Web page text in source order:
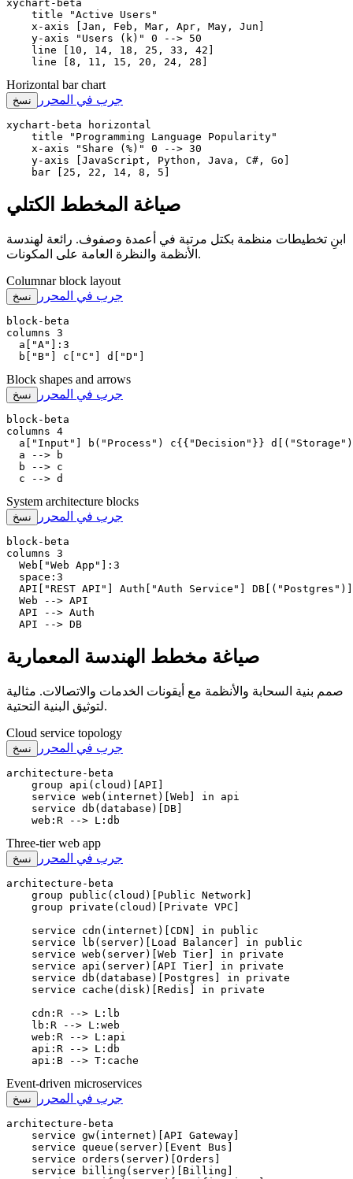
xychart-beta
    title "Active Users"
    x-axis [Jan, Feb, Mar, Apr, May, Jun]
    y-axis "Users (k)" 0 --> 50
    line [10, 14, 18, 25, 33, 42]
    line [8, 11, 15, 20, 24, 28]
Horizontal bar chart
نسخ جرب في المحرر
xychart-beta horizontal
    title "Programming Language Popularity"
    x-axis "Share (%)" 0 --> 30
    y-axis [JavaScript, Python, Java, C#, Go]
    bar [25, 22, 14, 8, 5]
صياغة المخطط الكتلي
ابنِ تخطيطات منظمة بكتل مرتبة في أعمدة وصفوف. رائعة لهندسة
الأنظمة والنظرة العامة على المكونات.
Columnar block layout
نسخ جرب في المحرر
block-beta
columns 3
  a["A"]:3
  b["B"] c["C"] d["D"]
Block shapes and arrows
نسخ جرب في المحرر
block-beta
columns 4
a["Input"] b("Process") c{{"Decision"}}
  a --> b
  b --> c
  c --> d
System architecture blocks
نسخ جرب في المحرر
block-beta
columns 3
  Web["Web App"]:3
  space:3
  API["REST API"] Auth["Auth Service"] DB[("Postgres")]
  Web --> API
  API --> Auth
  API --> DB
صياغة مخطط الهندسة المعمارية
صمم بنية السحابة والأنظمة مع أيقونات الخدمات والاتصالات. مثالية
لتوثيق البنية التحتية.
Cloud service topology
نسخ جرب في المحرر
architecture-beta
    group api(cloud)[API]
    service web(internet)[Web] in api
    service db(database)[DB]
    web:R --> L:db
Three-tier web app
نسخ جرب في المحرر
architecture-beta
    group public(cloud)[Public Network]
    group private(cloud)[Private VPC]
    service cdn(internet)[CDN] in public
    service lb(server)[Load Balancer] in public
    service web(server)[Web Tier] in private
    service api(server)[API Tier] in private
    service db(database)[Postgres] in private
    service cache(disk)[Redis] in private
    cdn:R --> L:lb
    lb:R --> L:web
    web:R --> L:api
    api:R --> L:db
    api:B --> T:cache
Event-driven microservices
نسخ جرب في المحرر
architecture-beta
    service gw(internet)[API Gateway]
    service queue(server)[Event Bus]
    service orders(server)[Orders]
    service billing(server)[Billing]